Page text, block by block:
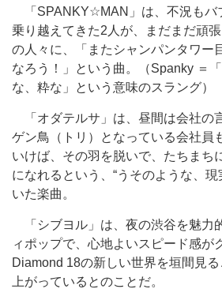
「SPANKY☆MAN」は、不況もバ
乗り越えてきた2人が、まだまだ頑
の人々に、「またシャンパンタワー
なろう！」という曲。（Spanky ＝
な、粋な」という意味のスラング）
「オダテルサ」は、昼間は会社の
ゲン鳥（トリ）となっている会社員
いけば、その羽を脱いで、たちまち
になれるという、“うそのような、現
いた楽曲。
「シブヨル」は、夜の渋谷を魅力
ィポップで、心地よいスピード感が
Diamond 18の新しい世界を垣間見
上がっているとのことだ。